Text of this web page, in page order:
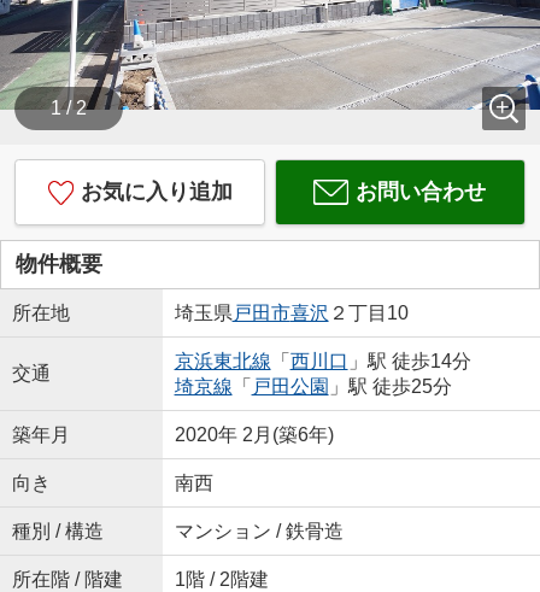
1 / 2
お気に入り追加 お問い合わせ
物件概要
所在地 埼玉県 戸田市喜沢 ２丁目10
交通
京浜東北線 「 西川口 」駅 徒歩14分
埼京線 「 戸田公園 」駅 徒歩25分
築年月 2020年 2月(築6年)
向き 南西
種別 / 構造 マンション / 鉄骨造
所在階 / 階建 1階 / 2階建